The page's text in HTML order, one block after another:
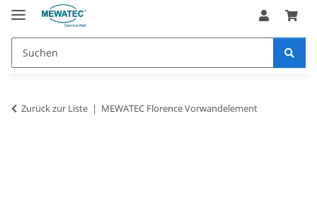
Zurück zur Liste MEWATEC Florence Vorwandelement